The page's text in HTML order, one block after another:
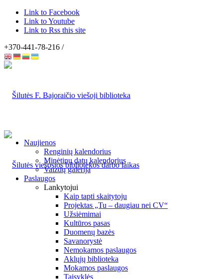
Link to Facebook
Link to Youtube
Link to Rss this site
+370-441-78-216 /
Naujienos
Renginių kalendorius
Minėtinų datų kalendorius
Vaizdų galerija
Paslaugos
Lankytojui
Kaip tapti skaitytoju
Projektas „Tu – daugiau nei CV“
Užsiėmimai
Kultūros pasas
Duomenų bazės
Savanorystė
Nemokamos paslaugos
Aklųjų biblioteka
Mokamos paslaugos
Taisyklės